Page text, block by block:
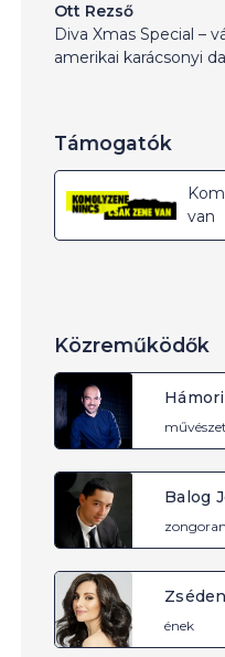
Ott Rezső
Diva Xmas Special –
amerikai karácsonyi
Támogatók
van
Közreműködők
Balog
ének